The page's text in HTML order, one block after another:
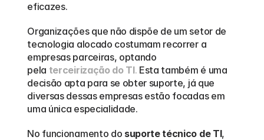
eficazes.
Organizações que não dispõe de um setor de
tecnologia alocado costumam recorrer a
empresas parceiras, optando
pela terceirização do TI. Esta também é uma
decisão apta para se obter suporte, já que
diversas dessas empresas estão focadas em
uma única especialidade.
No funcionamento do suporte técnico de TI,